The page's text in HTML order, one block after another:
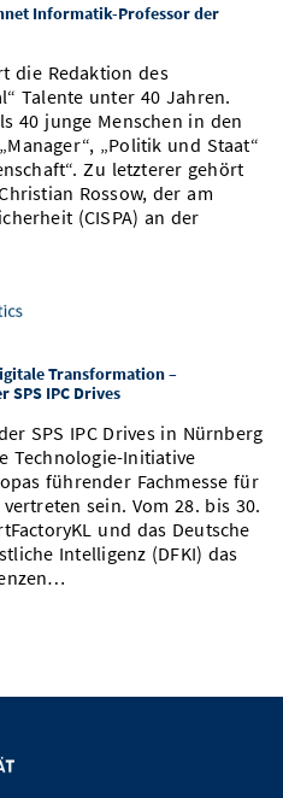
Informatik-Professor der
die Redaktion des
Talente unter 40 Jahren.
40 junge Menschen in den
„Politik und Staat“
Zu letzterer gehört
Rossow, der am
(CISPA) an der
Transformation –
SPS IPC Drives
SPS IPC Drives in Nürnberg
Technologie-Initiative
führender Fachmesse für
sein. Vom 28. bis 30.
und das Deutsche
Intelligenz (DFKI) das